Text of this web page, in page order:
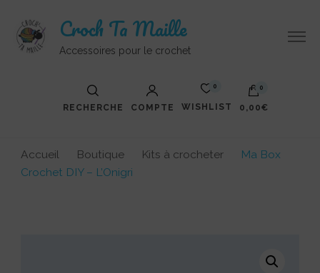
Croch Ta Maille
Accessoires pour le crochet
RECHERCHE COMPTE
0
WISHLIST
0
0,00€
Accueil Boutique Kits à crocheter
Ma Box
Crochet DIY – L’Onigri